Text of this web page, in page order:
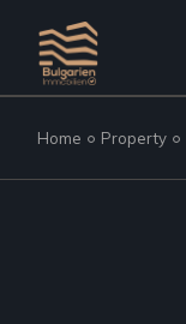
Home Property